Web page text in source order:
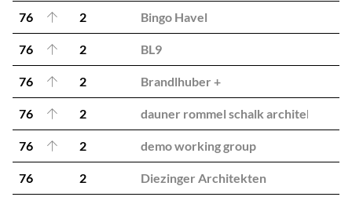
76 2 Bingo Havel
76 2 BL9
76 2 Brandlhuber +
76 2 dauner rommel schalk architekten
76 2 demo working group
76 2 Diezinger Architekten